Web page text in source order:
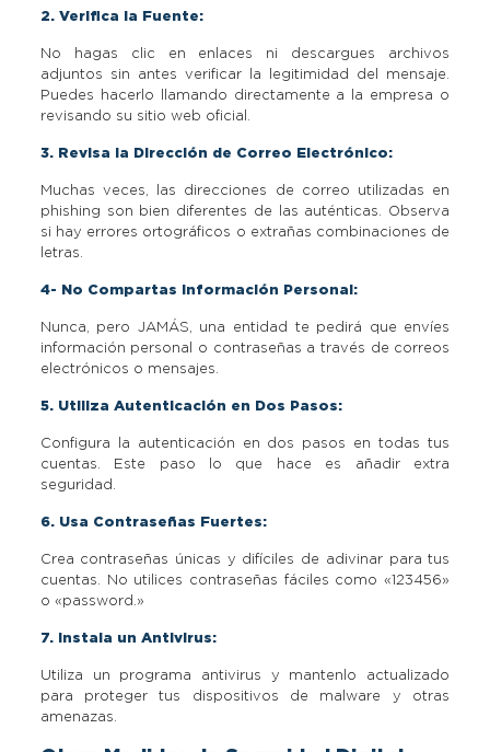
2. Verifica la Fuente:
No hagas clic en enlaces ni descargues archivos
adjuntos sin antes verificar la legitimidad del mensaje.
Puedes hacerlo llamando directamente a la empresa o
revisando su sitio web oficial.
3. Revisa la Dirección de Correo Electrónico:
Muchas veces, las direcciones de correo utilizadas en
phishing son bien diferentes de las auténticas. Observa
si hay errores ortográficos o extrañas combinaciones de
letras.
4- No Compartas Información Personal:
Nunca, pero JAMÁS, una entidad te pedirá que envíes
información personal o contraseñas a través de correos
electrónicos o mensajes.
5. Utiliza Autenticación en Dos Pasos:
Configura la autenticación en dos pasos en todas tus
cuentas. Este paso lo que hace es añadir extra
seguridad.
6. Usa Contraseñas Fuertes:
Crea contraseñas únicas y difíciles de adivinar para tus
cuentas. No utilices contraseñas fáciles como «123456»
o «password.»
7. Instala un Antivirus:
Utiliza un programa antivirus y mantenlo actualizado
para proteger tus dispositivos de malware y otras
amenazas.